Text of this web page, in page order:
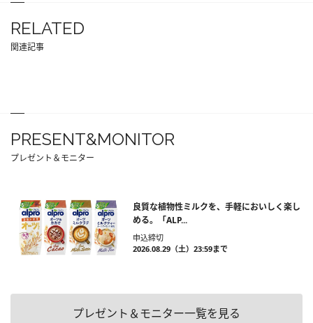
RELATED
関連記事
PRESENT&MONITOR
プレゼント＆モニター
良質な植物性ミルクを、手軽においしく楽し
める。「ALP...
申込締切
2026.08.29（土）23:59まで
プレゼント＆モニター一覧を見る